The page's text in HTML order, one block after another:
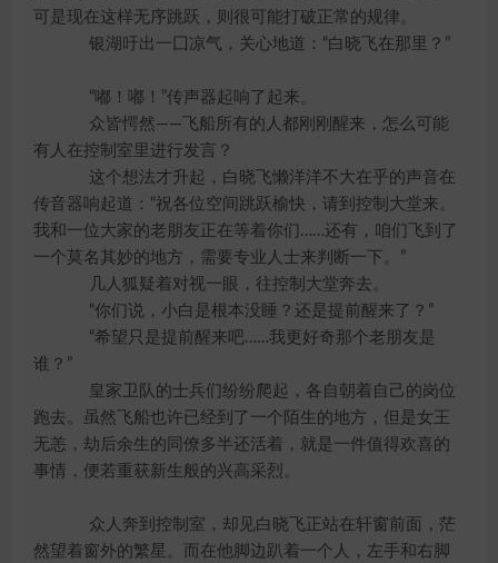
可是现在这样无序跳跃，则很可能打破正常的规律。
银湖吁出一囗凉气，关心地道：“白晓飞在那里？”
“嘟！嘟！”传声器起响了起来。
众皆愕然——飞船所有的人都刚刚醒来，怎么可能
有人在控制室里进行发言？
这个想法才升起，白晓飞懒洋洋不大在乎的声音在
传音器响起道：“祝各位空间跳跃榆快，请到控制大堂来。
我和一位大家的老朋友正在等着你们……还有，咱们飞到了
一个莫名其妙的地方，需要专业人士来判断一下。”
几人狐疑着对视一眼，往控制大堂奔去。
“你们说，小白是根本没睡？还是提前醒来了？”
“希望只是提前醒来吧……我更好奇那个老朋友是
谁？”
皇家卫队的士兵们纷纷爬起，各自朝着自己的岗位
跑去。虽然飞船也许已经到了一个陌生的地方，但是女王
无恙，劫后余生的同僚多半还活着，就是一件值得欢喜的
事情，便若重获新生般的兴高采烈。
众人奔到控制室，却见白晓飞正站在轩窗前面，茫
然望着窗外的繁星。而在他脚边趴着一个人，左手和右脚